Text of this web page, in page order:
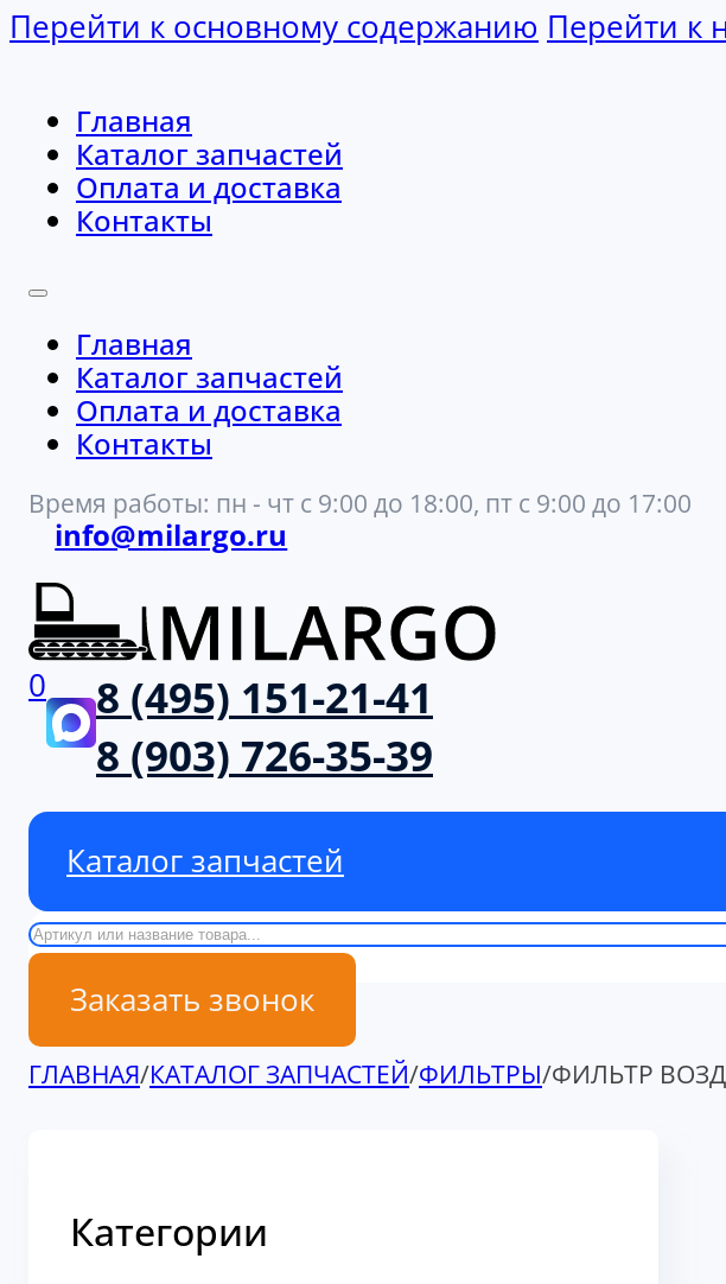
Перейти к основному содержанию Перейти к
Главная
Каталог запчастей
Оплата и доставка
Контакты
Главная
Каталог запчастей
Оплата и доставка
Контакты
Время работы: пн - чт с 9:00 до 18:00, пт с 9:00 до 17:00
info@milargo.ru
0
8 (495) 151-21-41
8 (903) 726-35-39
Каталог запчастей
Поиск
Заказать звонок
ГЛАВНАЯ/КАТАЛОГ ЗАПЧАСТЕЙ/ФИЛЬТРЫ/ФИЛЬТР
Категории